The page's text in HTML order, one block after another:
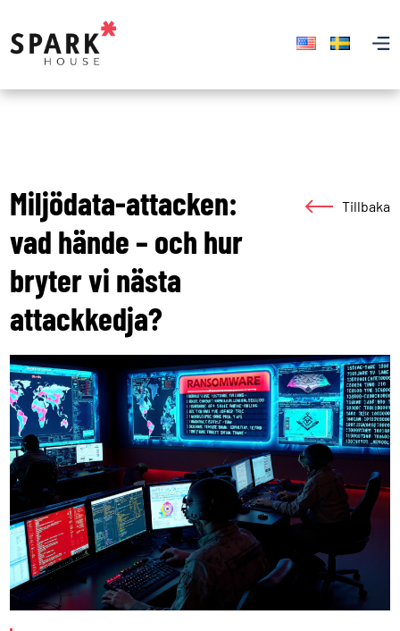
Miljödata-attacken:
vad hände – och hur
bryter vi nästa
attackkedja?
Tillbaka